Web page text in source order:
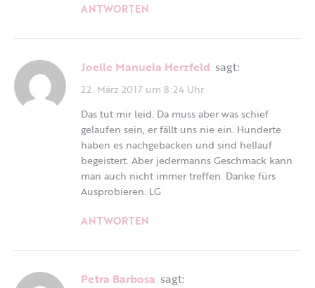
ANTWORTEN
Joelle Manuela Herzfeld sagt:
22. März 2017 um 8:24 Uhr
Das tut mir leid. Da muss aber was schief
gelaufen sein, er fällt uns nie ein. Hunderte
haben es nachgebacken und sind hellauf
begeistert. Aber jedermanns Geschmack kann
man auch nicht immer treffen. Danke fürs
Ausprobieren. LG
ANTWORTEN
Petra Barbosa sagt: